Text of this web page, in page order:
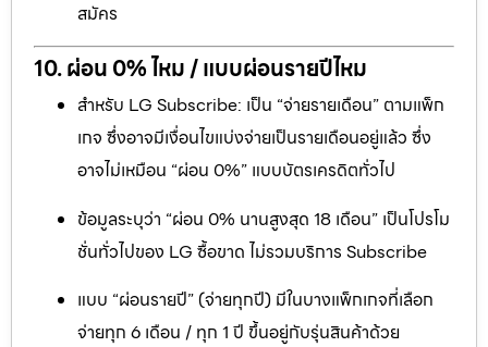
สมัคร
10. ผ่อน 0% ไหม / แบบผ่อนรายปีไหม
สำหรับ LG Subscribe: เป็น “จ่ายรายเดือน” ตามแพ็ก
เกจ ซึ่งอาจมีเงื่อนไขแบ่งจ่ายเป็นรายเดือนอยู่แล้ว ซึ่ง
อาจไม่เหมือน “ผ่อน 0%” แบบบัตรเครดิตทั่วไป
ข้อมูลระบุว่า “ผ่อน 0% นานสูงสุด 18 เดือน” เป็นโปรโม
ชั่นทั่วไปของ LG ซื้อขาด ไม่รวมบริการ Subscribe
แบบ “ผ่อนรายปี” (จ่ายทุกปี) มีในบางแพ็กเกจที่เลือก
จ่ายทุก 6 เดือน / ทุก 1 ปี ขึ้นอยู่กับรุ่นสินค้าด้วย